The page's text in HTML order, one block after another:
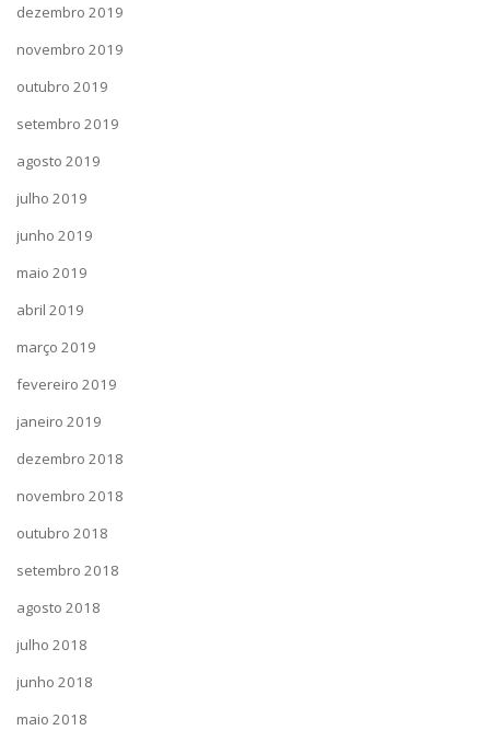
dezembro 2019
novembro 2019
outubro 2019
setembro 2019
agosto 2019
julho 2019
junho 2019
maio 2019
abril 2019
março 2019
fevereiro 2019
janeiro 2019
dezembro 2018
novembro 2018
outubro 2018
setembro 2018
agosto 2018
julho 2018
junho 2018
maio 2018